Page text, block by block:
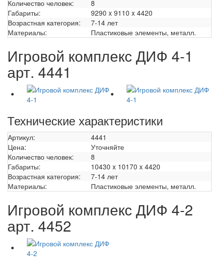
Количество человек:
8
Габариты:
9290 x 9110 x 4420
Возрастная категория:
7-14 лет
Материалы:
Пластиковые элементы, металл.
Игровой комплекс ДИФ 4-1
арт. 4441
Технические характеристики
Артикул:
4441
Цена:
Уточняйте
Количество человек:
8
Габариты:
10430 x 10170 x 4420
Возрастная категория:
7-14 лет
Материалы:
Пластиковые элементы, металл.
Игровой комплекс ДИФ 4-2
арт. 4452